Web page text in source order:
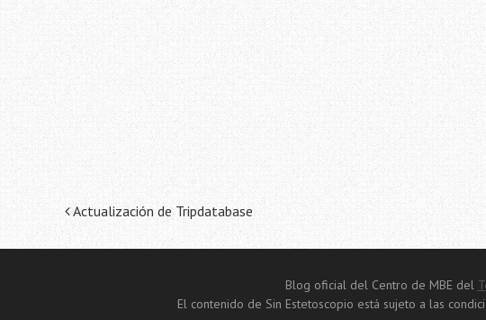
Navegación
de
Actualización de Tripdatabase
Blog oficial del Centro de MBE del
El contenido de Sin Estetoscopio está sujeto a las